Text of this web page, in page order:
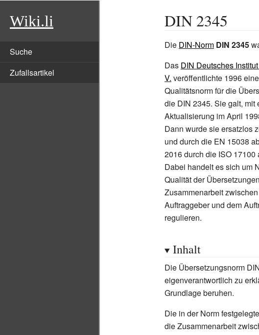
Wiki.li
Suche
Zufallsartikel
DIN 2345
Die DIN-Norm DIN 2345
Das DIN Deutsches
V. veröffentlichte 1996
Qualitätsnorm für die
die DIN 2345. Sie galt, mit
Aktualisierung im April
Dann wurde sie ersatzlos
und durch die EN 15038
2016 durch die ISO 17100
Dabei handelt es sich um
Qualität der
Zusammenarbeit
Auftraggeber und dem
regulieren.
Inhalt
Die Übersetzungsnorm
eigenverantwortlich zu
Grundlage beruhen.
Die in der Norm
die Zusammenarbeit